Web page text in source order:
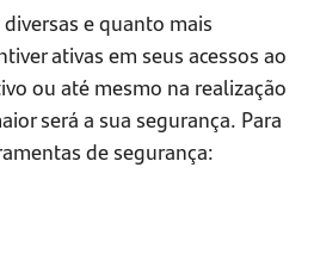
e quanto mais
ativas em seus acessos ao
ou até mesmo na realização
será a sua segurança. Para
de segurança: